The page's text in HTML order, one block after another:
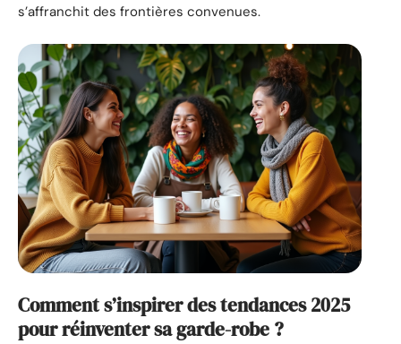
s’affranchit des frontières convenues.
Comment s’inspirer des tendances 2025
pour réinventer sa garde-robe ?